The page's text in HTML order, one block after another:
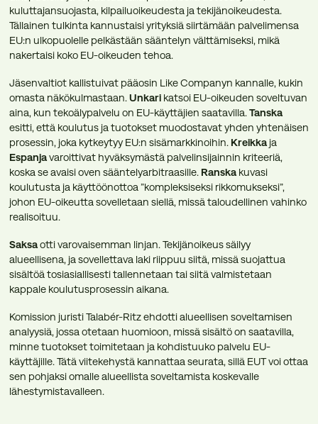
kuluttajansuojasta, kilpailuoikeudesta ja tekijänoikeudesta.
Tällainen tulkinta kannustaisi yrityksiä siirtämään palvelimensa
EU:n ulkopuolelle pelkästään sääntelyn välttämiseksi, mikä
nakertaisi koko EU-oikeuden tehoa.
Jäsenvaltiot kallistuivat pääosin Like Companyn kannalle, kukin
omasta näkökulmastaan.Unkarikatsoi EU-oikeuden soveltuvan
aina, kun tekoälypalvelu on EU-käyttäjien saatavilla.Tanska
esitti, että koulutus ja tuotokset muodostavat yhden yhtenäisen
prosessin, joka kytkeytyy EU:n sisämarkkinoihin. Kreikkaja
Espanjavaroittivat hyväksymästä palvelinsijainnin kriteeriä,
koska se avaisi oven sääntelyarbitraasille. Ranskakuvasi
koulutusta ja käyttöönottoa ”kompleksiseksi rikkomukseksi”,
johon EU-oikeutta sovelletaan siellä, missä taloudellinen vahinko
realisoituu.
Saksaotti varovaisemman linjan. Tekijänoikeus säilyy
alueellisena, ja sovellettava laki riippuu siitä, missä suojattua
sisältöä tosiasiallisesti tallennetaan tai siitä valmistetaan
kappale koulutusprosessin aikana.
Komission juristi Talabér-Ritz ehdotti alueellisen soveltamisen
analyysiä, jossa otetaan huomioon, missä sisältö on saatavilla,
minne tuotokset toimitetaan ja kohdistuuko palvelu EU-
käyttäjille. Tätä viitekehystä kannattaa seurata, sillä EUT voi ottaa
sen pohjaksi omalle alueellista soveltamista koskevalle
lähestymistavalleen.